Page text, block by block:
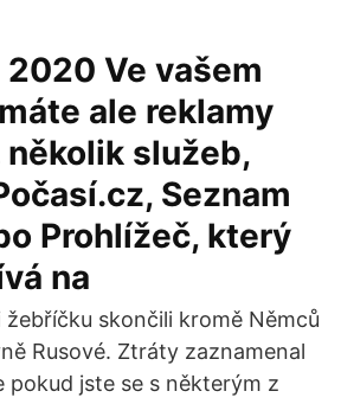
Ve vašem
ale reklamy
několik služeb,
Seznam
Prohlížeč, který
na
skončili kromě Němců
Rusové. Ztráty zaznamenal
pokud jste se s některým z